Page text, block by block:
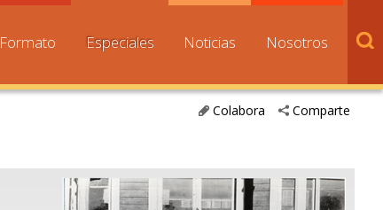
Formato Especiales Noticias Nosotros
Comparte
Colabora